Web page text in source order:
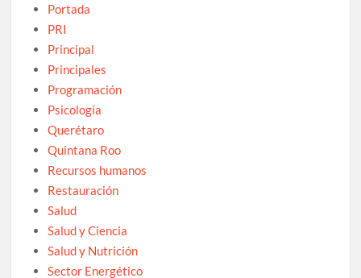
Portada
PRI
Principal
Principales
Programación
Psicología
Querétaro
Quintana Roo
Recursos humanos
Restauración
Salud
Salud y Ciencia
Salud y Nutrición
Sector Energético